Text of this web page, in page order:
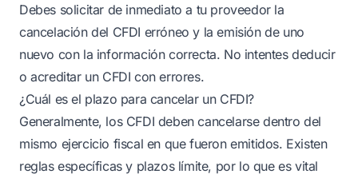
Debes solicitar de inmediato a tu proveedor la
cancelación del CFDI erróneo y la emisión de uno
nuevo con la información correcta. No intentes deducir
o acreditar un CFDI con errores.
¿Cuál es el plazo para cancelar un CFDI?
Generalmente, los CFDI deben cancelarse dentro del
mismo ejercicio fiscal en que fueron emitidos. Existen
reglas específicas y plazos límite, por lo que es vital